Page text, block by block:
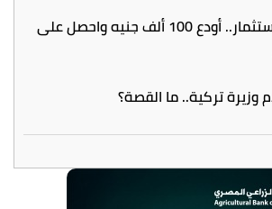
فرصة ذهبية للاستثمار.. أودع 100 ألف جنيه واحصل على
تركية.. ما القصة؟